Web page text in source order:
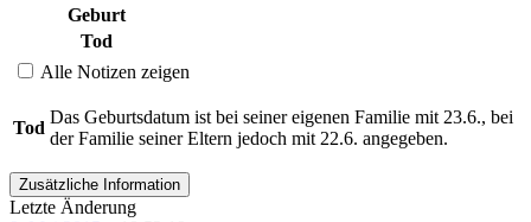
Geburt
Tod
Alle Notizen zeigen
Tod
Das Geburtsdatum ist bei seiner eigenen Familie mit 23.6., bei
der Familie seiner Eltern jedoch mit 22.6. angegeben.
Zusätzliche Information
Letzte Änderung